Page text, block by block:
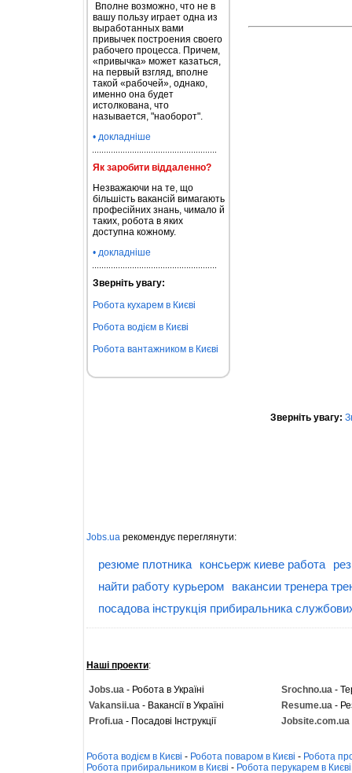
Вполне возможно, что не в
вашу пользу играет одна из
выработанных вами
привычек построения своего
рабочего процесса. Причем,
«привычка» может казаться,
на первый взгляд, вполне
такой «рабочей», однако,
именно она будет
истолкована, что
называется, "наоборот".
• докладніше
Як заробити віддаленно?
Незважаючи на те, що
більшість вакансій вимагають
професійних знань, чимало й
таких, робота в яких
доступна кожному.
• докладніше
Зверніть увагу:
Робота кухарем в Києві
Робота водієм в Києві
Робота вантажником в Києві
Зверніть увагу:
Jobs.ua рекомендує переглянути:
резюме плотника консьерж киеве работа
найти работу курьером
вакансии тренера
посадова інструкція прибиральника
Наші проекти:
Jobs.ua - Робота в Україні Srochno.ua -
Vakansii.ua - Вакансії в Україні Resume.ua -
Profi.ua - Посадові Інструкції Jobsite.com.ua
Робота водієм в Києві - Робота поваром в Києві - Робота
Робота прибиральником в Києві - Робота перукарем в Києві